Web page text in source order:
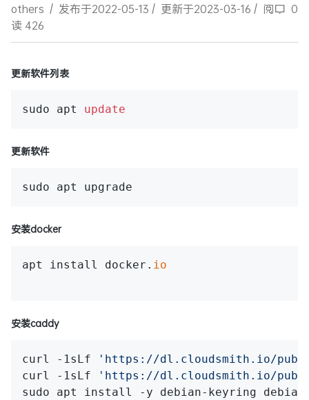
others / 发布于2022-05-13 / 更新于2023-03-16 / 阅
读 426
0
更新软件列表
sudo apt update
更新软件
安装docker
apt install docker. io
安装caddy
curl -1sLf
'https://dl.cloudsmith.io/
curl -1sLf
'https://dl.cloudsmith.io/
sudo apt install -y debian-keyring